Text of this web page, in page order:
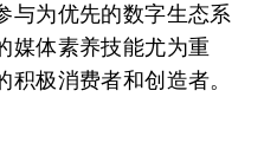
与为优先的数字生态系
媒体素养技能尤为重
极消费者和创造者。